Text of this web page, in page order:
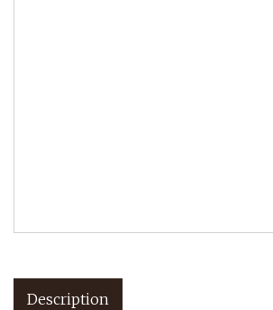
Description